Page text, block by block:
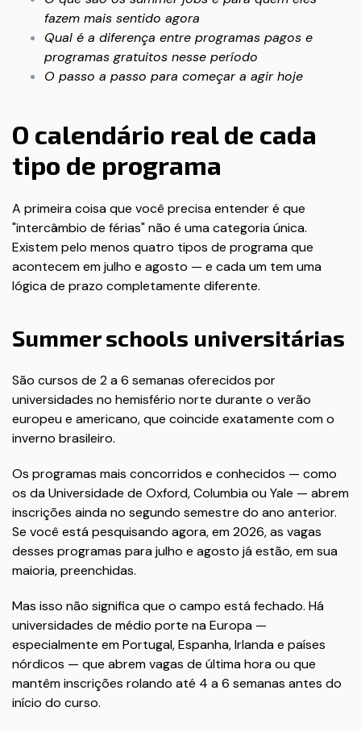
fazem mais sentido agora
Qual é a diferença entre programas pagos e
programas gratuitos nesse período
O passo a passo para começar a agir hoje
O calendário real de cada
tipo de programa
A primeira coisa que você precisa entender é que
"intercâmbio de férias" não é uma categoria única.
Existem pelo menos quatro tipos de programa que
acontecem em julho e agosto — e cada um tem uma
lógica de prazo completamente diferente.
Summer schools universitárias
São cursos de 2 a 6 semanas oferecidos por
universidades no hemisfério norte durante o verão
europeu e americano, que coincide exatamente com o
inverno brasileiro.
Os programas mais concorridos e conhecidos — como
os da Universidade de Oxford, Columbia ou Yale — abrem
inscrições ainda no segundo semestre do ano anterior.
Se você está pesquisando agora, em 2026, as vagas
desses programas para julho e agosto já estão, em sua
maioria, preenchidas.
Mas isso não significa que o campo está fechado. Há
universidades de médio porte na Europa —
especialmente em Portugal, Espanha, Irlanda e países
nórdicos — que abrem vagas de última hora ou que
mantêm inscrições rolando até 4 a 6 semanas antes do
início do curso.